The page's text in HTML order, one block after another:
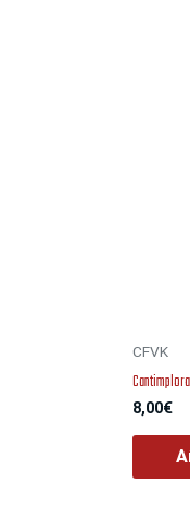
CFVK
8,00€